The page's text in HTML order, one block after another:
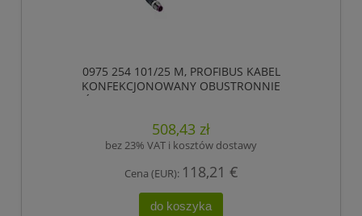
0975 254 101/25 M, PROFIBUS KABEL
KONFEKCJONOWANY OBUSTRONNIE
ZAKOŃCZONY, ZŁĄCZE MĘSKIE M12 DO ZŁĄCZE
LUMBERG AUTOMATION
508,43 zł
bez 23% VAT i kosztów dostawy
Cena (EUR): 118,21 €
do koszyka